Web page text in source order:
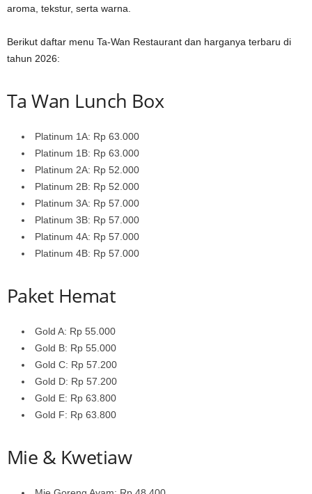
aroma, tekstur, serta warna.
Berikut daftar menu Ta-Wan Restaurant dan harganya terbaru di
tahun 2026:
Ta Wan Lunch Box
Platinum 1A: Rp 63.000
Platinum 1B: Rp 63.000
Platinum 2A: Rp 52.000
Platinum 2B: Rp 52.000
Platinum 3A: Rp 57.000
Platinum 3B: Rp 57.000
Platinum 4A: Rp 57.000
Platinum 4B: Rp 57.000
Paket Hemat
Gold A: Rp 55.000
Gold B: Rp 55.000
Gold C: Rp 57.200
Gold D: Rp 57.200
Gold E: Rp 63.800
Gold F: Rp 63.800
Mie & Kwetiaw